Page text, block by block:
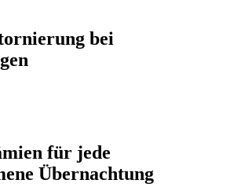
bei
für jede
Übernachtung